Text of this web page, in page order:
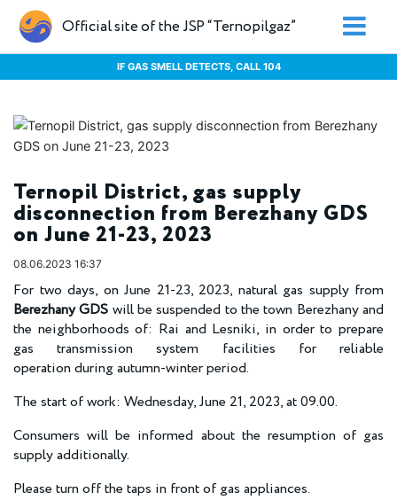
Official site of the JSP “Ternopilgaz”
IF GAS SMELL DETECTS, CALL 104
Ternopil District, gas supply
disconnection from Berezhany GDS
on June 21-23, 2023
08.06.2023 16:37
For two days, on June 21-23, 2023, natural gas supply from
Berezhany GDS will be suspended to the town Berezhany and
the neighborhoods of: Rai and Lesniki, in order to prepare
gas transmission system facilities for reliable
operation during autumn-winter period.
The start of work: Wednesday, June 21, 2023, at 09.00.
Consumers will be informed about the resumption of gas
supply additionally.
Please turn off the taps in front of gas appliances.